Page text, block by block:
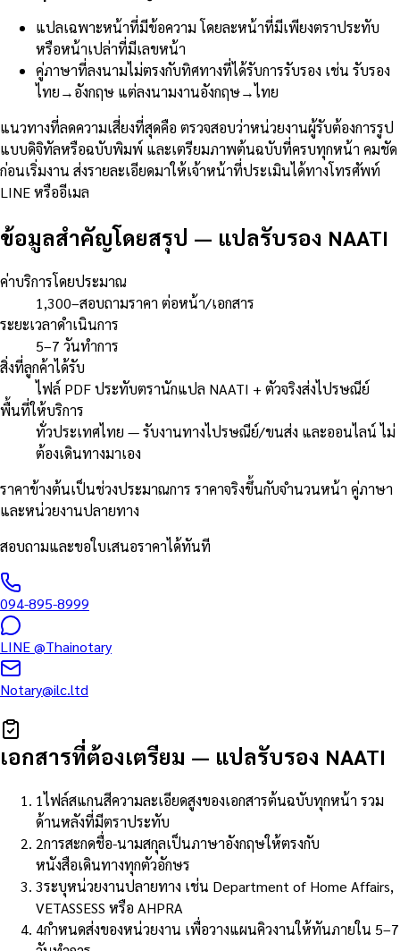
แปลเฉพาะหน้าที่มีข้อความ โดยละหน้าที่มีเพียงตราประทับ
หรือหน้าเปล่าที่มีเลขหน้า
คู่ภาษาที่ลงนามไม่ตรงกับทิศทางที่ได้รับการรับรอง เช่น รับรอง
ไทย→อังกฤษ แต่ลงนามงานอังกฤษ→ไทย
แนวทางที่ลดความเสี่ยงที่สุดคือ ตรวจสอบว่าหน่วยงานผู้รับต้องการรูป
แบบดิจิทัลหรือฉบับพิมพ์ และเตรียมภาพต้นฉบับที่ครบทุกหน้า คมชัด
ก่อนเริ่มงาน ส่งรายละเอียดมาให้เจ้าหน้าที่ประเมินได้ทางโทรศัพท์
LINE หรืออีเมล
ข้อมูลสำคัญโดยสรุป — แปลรับรอง NAATI
ค่าบริการโดยประมาณ
1,300–สอบถามราคา ต่อหน้า/เอกสาร
ระยะเวลาดำเนินการ
5–7 วันทำการ
สิ่งที่ลูกค้าได้รับ
ไฟล์ PDF ประทับตรานักแปล NAATI + ตัวจริงส่งไปรษณีย์
พื้นที่ให้บริการ
ทั่วประเทศไทย — รับงานทางไปรษณีย์/ขนส่ง และออนไลน์ ไม่
ต้องเดินทางมาเอง
ราคาข้างต้นเป็นช่วงประมาณการ ราคาจริงขึ้นกับจำนวนหน้า คู่ภาษา
และหน่วยงานปลายทาง
สอบถามและขอใบเสนอราคาได้ทันที
094-895-8999
LINE@Thainotary
Notary@ilc.ltd
เอกสารที่ต้องเตรียม — แปลรับรอง NAATI
1ไฟล์สแกนสีความละเอียดสูงของเอกสารต้นฉบับทุกหน้า รวม
ด้านหลังที่มีตราประทับ
2การสะกดชื่อ-นามสกุลเป็นภาษาอังกฤษให้ตรงกับ
หนังสือเดินทางทุกตัวอักษร
3ระบุหน่วยงานปลายทาง เช่น Department of Home Affairs,
VETASSESS หรือ AHPRA
4กำหนดส่งของหน่วยงาน เพื่อวางแผนคิวงานให้ทันภายใน 5–7